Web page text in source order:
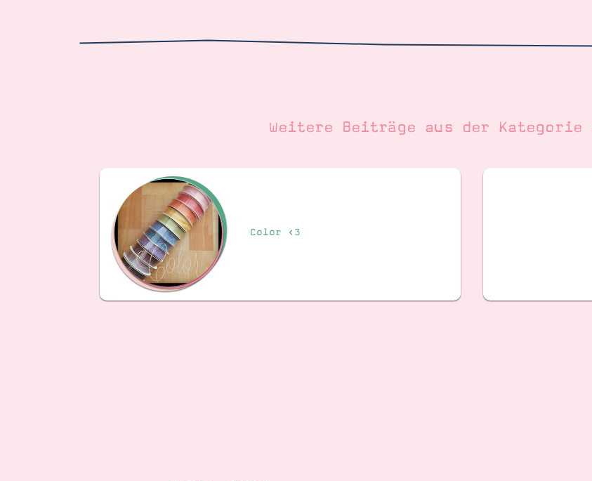
Weitere Beiträge aus der Kategorie
Color <3